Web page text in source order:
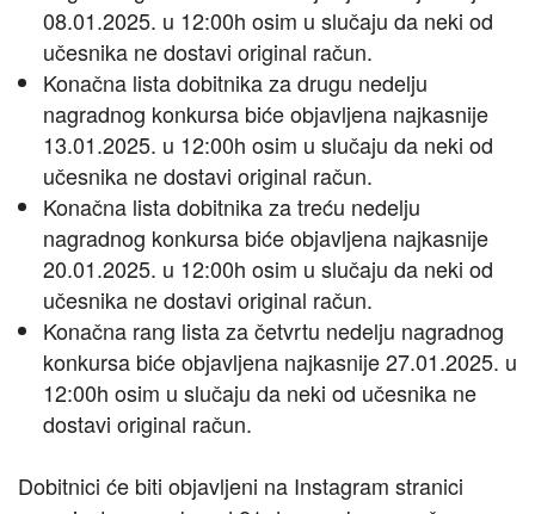
08.01.2025. u 12:00h osim u slučaju da neki od
učesnika ne dostavi original račun.
Konačna lista dobitnika za drugu nedelju
nagradnog konkursa biće objavljena najkasnije
13.01.2025. u 12:00h osim u slučaju da neki od
učesnika ne dostavi original račun.
Konačna lista dobitnika za treću nedelju
nagradnog konkursa biće objavljena najkasnije
20.01.2025. u 12:00h osim u slučaju da neki od
učesnika ne dostavi original račun.
Konačna rang lista za četvrtu nedelju nagradnog
konkursa biće objavljena najkasnije 27.01.2025. u
12:00h osim u slučaju da neki od učesnika ne
dostavi original račun.
Dobitnici će biti objavljeni na Instagram stranici